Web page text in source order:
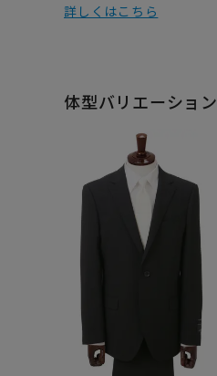
詳しくはこちら
体型バリエーション